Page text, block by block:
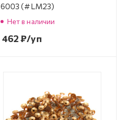
6003 (#LM23)
Нет в наличии
462₽/уп